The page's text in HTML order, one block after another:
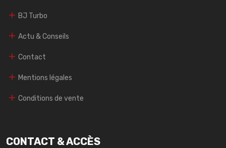
BJ Turbo
Actu & Conseils
Contact
Mentions légales
Conditions de vente
CONTACT & ACCÈS